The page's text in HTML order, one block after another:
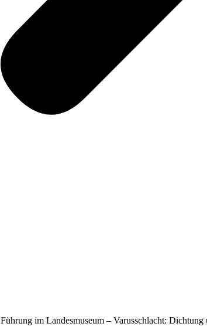
Führung im Landesmuseum – Varusschlacht: Dichtung